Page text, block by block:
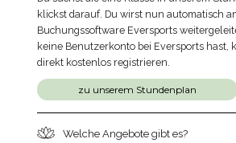
klickst darauf. Du wirst nun automatisch
Buchungssoftware Eversports
keine Benutzerkonto bei Eversports hast,
direkt kostenlos registrieren.
zu unserem Stundenplan
Welche Angebote gibt es?